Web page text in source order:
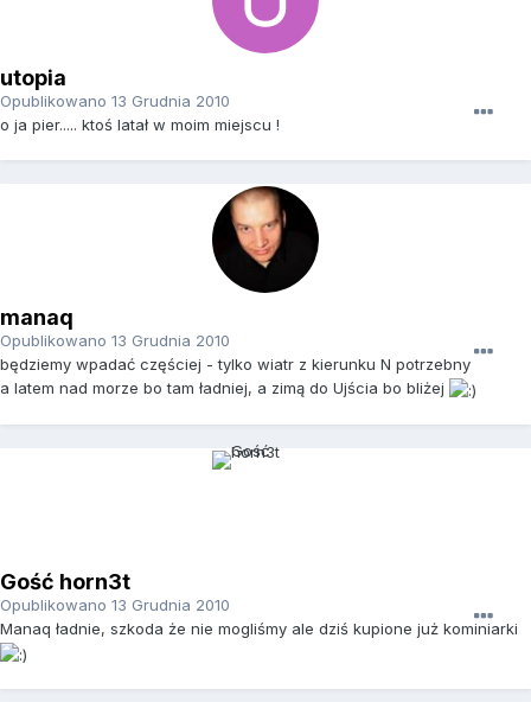
utopia
Opublikowano 13 Grudnia 2010
o ja pier..... ktoś latał w moim miejscu !
manaq
Opublikowano 13 Grudnia 2010
będziemy wpadać częściej - tylko wiatr z kierunku N potrzebny
a latem nad morze bo tam ładniej, a zimą do Ujścia bo bliżej
Gość horn3t
Opublikowano 13 Grudnia 2010
Manaq ładnie, szkoda że nie mogliśmy ale dziś kupione już kominiarki